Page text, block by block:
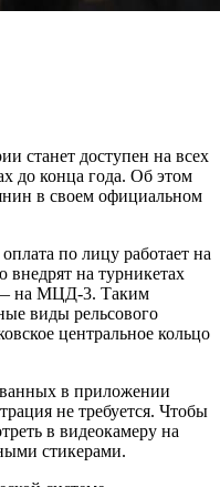
станет доступен на всех
до конца года. Об этом
в своем официальном
по лицу работает на
на турникетах
на МЦД-3. Таким
виды рельсового
центральное кольцо
в приложении
не требуется. Чтобы
в видеокамеру на
стикерами.